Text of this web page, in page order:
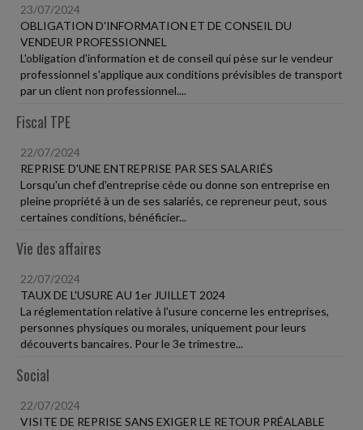
23/07/2024
OBLIGATION D'INFORMATION ET DE CONSEIL DU
VENDEUR PROFESSIONNEL
L'obligation d'information et de conseil qui pèse sur le vendeur
professionnel s'applique aux conditions prévisibles de transport
par un client non professionnel....
Fiscal TPE
22/07/2024
REPRISE D'UNE ENTREPRISE PAR SES SALARIÉS
Lorsqu'un chef d'entreprise cède ou donne son entreprise en
pleine propriété à un de ses salariés, ce repreneur peut, sous
certaines conditions, bénéficier...
Vie des affaires
22/07/2024
TAUX DE L'USURE AU 1er JUILLET 2024
La réglementation relative à l'usure concerne les entreprises,
personnes physiques ou morales, uniquement pour leurs
découverts bancaires. Pour le 3e trimestre...
Social
22/07/2024
VISITE DE REPRISE SANS EXIGER LE RETOUR PRÉALABLE